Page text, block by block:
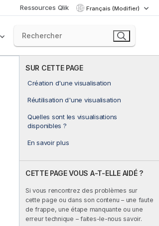
Ressources Qlik Français (Modifier)
SUR CETTE PAGE
Création d'une visualisation
Réutilisation d'une visualisation
Quelles sont les visualisations
disponibles ?
En savoir plus
CETTE PAGE VOUS A-T-ELLE AIDÉ ?
Si vous rencontrez des problèmes sur
cette page ou dans son contenu – une faute
de frappe, une étape manquante ou une
erreur technique – faites-le-nous savoir.